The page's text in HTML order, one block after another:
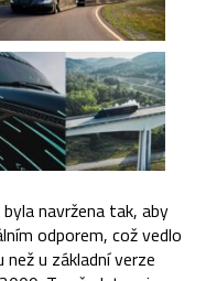
navržena tak, aby
odporem, což vedlo
u základní verze